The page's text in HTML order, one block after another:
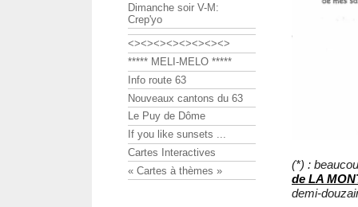
(*) :
de LA
demi-
Dimanche soir V-M:
Crep'yo
<><><><><><><><>
***** MELI-MELO *****
Info route 63
Nouveaux cantons du 63
Le Puy de Dôme
If you like sunsets ...
Cartes Interactives
« Cartes à thèmes »